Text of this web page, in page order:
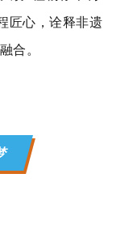
匠心，诠释非遗
合。